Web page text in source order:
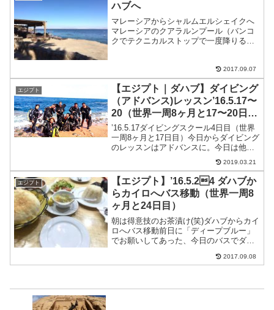
ハブへ
マレーシアからシャルムエルシェイクへ
マレーシアのクアラルンプール（バンコ
クでテクニカルストップで一度降りるが
へエジプト航空の長距離フライトは、歯
ブラシ、歯磨き粉、アイマス...
2017.09.07
エジプト
【エジプト｜ダハブ】ダイビング
（アドバンス)レッスン’16.5.17〜
20（世界一周8ヶ月と17〜20日
目）
’16.5.17ダイビングスクール4日目（世界
一周8ヶ月と17日目）今日からダイビング
のレッスンはアドバンスに。今日は他の
人のファンダイブと一緒に特別に遠出。
ケイブとUmm sidへ15ドルで追加で取ら
れる。料金は昼飯込みで昼ごはんを挟ん
で...
2019.03.21
エジプト
【エジプト】’16.5.24 ダハブか
らカイロへバス移動（世界一周8
ヶ月と24日目）
朝は得意技のお茶漬け(笑)ダハブからカイ
ロへバス移動前日に「ディープブルー」
でお願いしてあった、今日のバスでダハ
みでカイロまでのバス料金が130£（約
2017.09.08